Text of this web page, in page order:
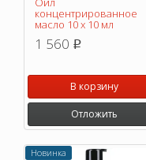
концентрированное
масло 10 х 10 мл
1 560 p
В корзину
Отложить
Новинка